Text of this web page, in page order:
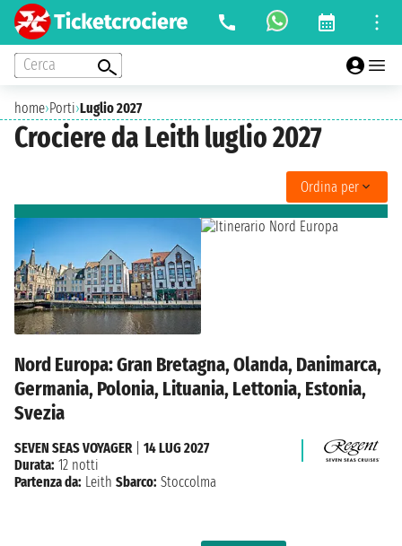
Cerca
home›Porti›Luglio 2027
Crociere da Leith luglio 2027
Ordina per
Nord Europa: Gran Bretagna, Olanda, Danimarca,
Germania, Polonia, Lituania, Lettonia, Estonia,
Svezia
SEVEN SEAS VOYAGER
14 LUG 2027
Durata: 12 notti
Partenza da: Leith Sbarco: Stoccolma